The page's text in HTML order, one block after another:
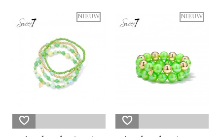
NIEUW NIEUW